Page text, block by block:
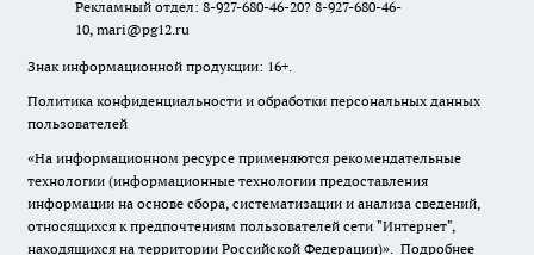
Рекламный отдел: 8-927-680-46-20? 8-927-680-46-
10, mari@pg12.ru
Знак информационной продукции: 16+.
Политика конфиденциальности и обработки персональных данных
пользователей
«На информационном ресурсе применяются рекомендательные
технологии (информационные технологии предоставления
информации на основе сбора, систематизации и анализа сведений,
относящихся к предпочтениям пользователей сети "Интернет",
находящихся на территории Российской Федерации)». Подробнее